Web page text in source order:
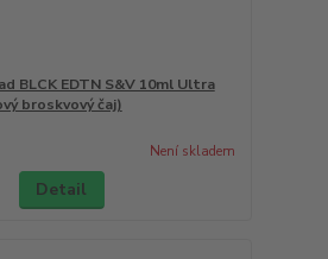
BLCK EDTN S&V 10ml Ultra
broskvový čaj)
Není skladem
Detail